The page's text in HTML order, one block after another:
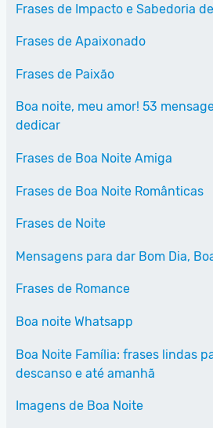
Frases de Impacto e Sabedoria
Frases de Apaixonado
Frases de Paixão
Boa noite, meu amor! 53
dedicar
Frases de Boa Noite Amiga
Frases de Boa Noite Românticas
Frases de Noite
Mensagens para dar Bom Dia,
Frases de Romance
Boa noite Whatsapp
Boa Noite Família: frases lindas
descanso e até amanhã
Imagens de Boa Noite